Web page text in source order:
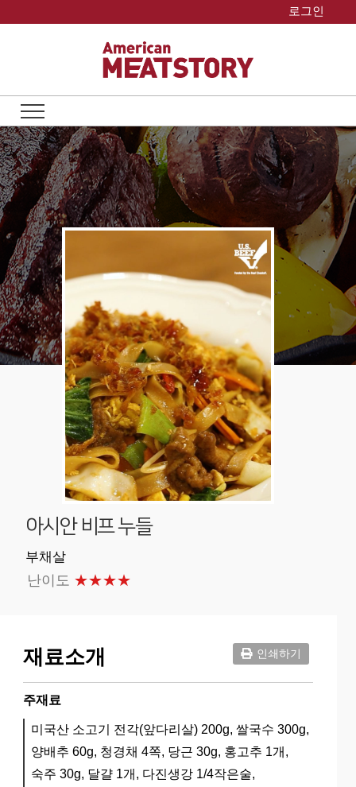
로그인
아시안 비프 누들
부채살
난이도 ★★★★
재료소개 인쇄하기
주재료
미국산 소고기 전각(앞다리살) 200g, 쌀국수 300g,
양배추 60g, 청경채 4쪽, 당근 30g, 홍고추 1개,
숙주 30g, 달걀 1개, 다진생강 1/4작은술,